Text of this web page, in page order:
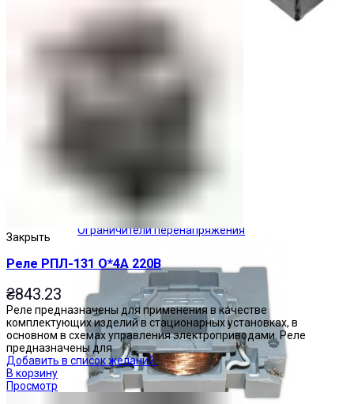
Ограничители перенапряжения
Закрыть
Реле РПЛ-131 О*4А 220В
₴843.23
Реле предназначены для применения в качестве
комплектующих изделий в стационарных установках, в
основном в схемах управления электроприводами. Реле
предназначены для
Добавить в список желаний
В корзину
Просмотр